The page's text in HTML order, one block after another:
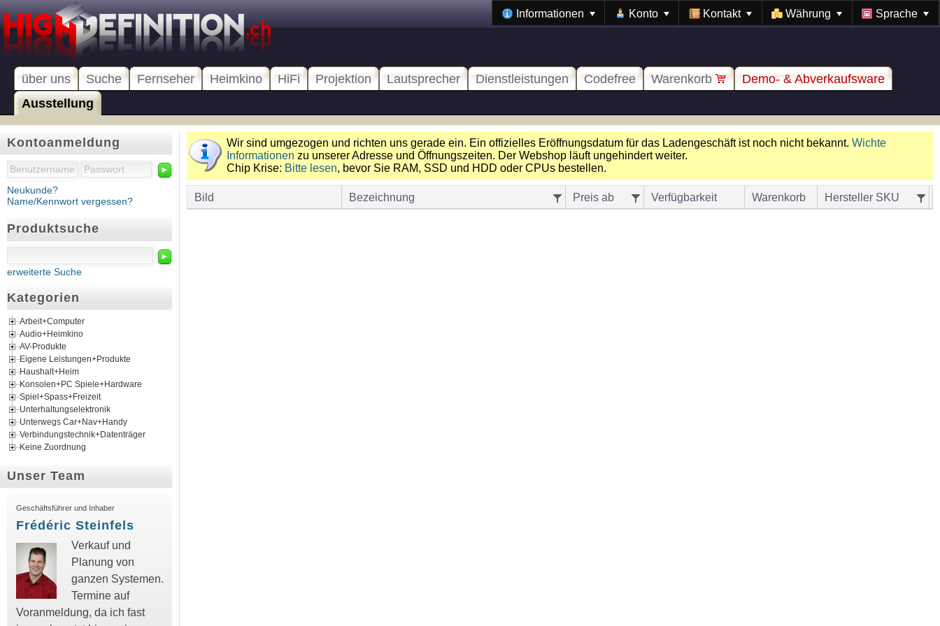
Informationen Konto Kontakt Währung Sprache
über uns Suche Fernseher Heimkino HiFi Projektion Lautsprecher Dienstleistungen Codefree Warenkorb
Demo- & Abverkaufsware
Ausstellung
Kontoanmeldung
►
Neukunde?
Name/Kennwort vergessen?
Produktsuche
►
erweiterte Suche
Kategorien
Arbeit+Computer
Audio+Heimkino
AV-Produkte
Eigene Leistungen+Produkte
Haushalt+Heim
Konsolen+PC Spiele+Hardware
Spiel+Spass+Freizeit
Unterhaltungselektronik
Unterwegs Car+Nav+Handy
Verbindungstechnik+Datenträger
Keine Zuordnung
Unser Team
Geschäftsführer und Inhaber
Frédéric Steinfels
Verkauf und
Planung von
ganzen Systemen.
Termine auf
Voranmeldung, da ich fast
Wir sind umgezogen und richten uns gerade ein. Ein offizielles Eröffnungsdatum für das Ladengeschäft ist noch nicht bekannt. Wichte
Informationen zu unserer Adresse und Öffnungszeiten. Der Webshop läuft ungehindert weiter.
Chip Krise: Bitte lesen, bevor Sie RAM, SSD und HDD oder CPUs bestellen.
Bild Bezeichnung Preis ab Verfügbarkeit Warenkorb Hersteller SKU